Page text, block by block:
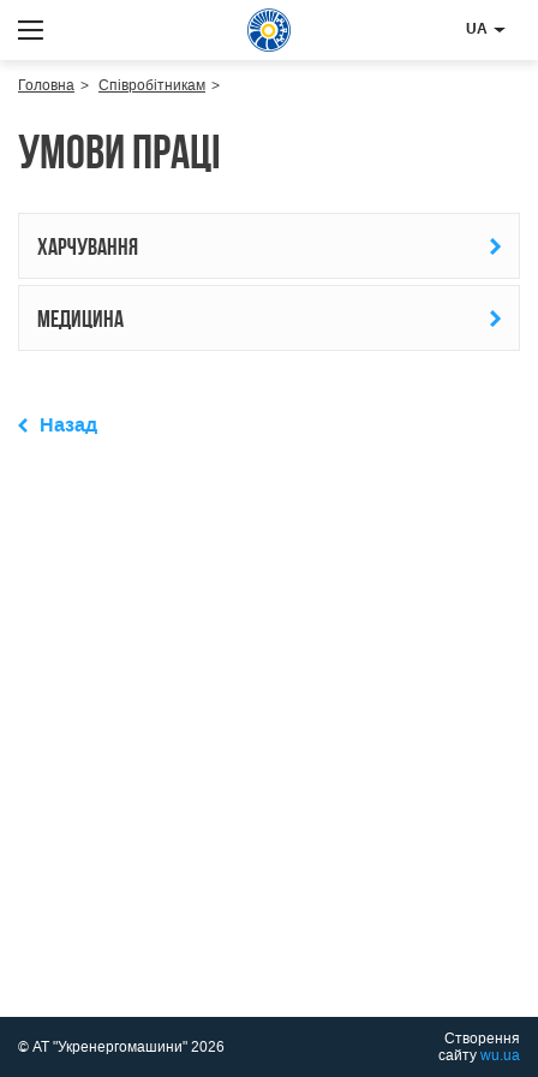
UA
Головна Співробітникам
Умови праці
Харчування
Медицина
Назад
© АТ "Укренергомашини" 2026
Створення
сайтуwu.ua